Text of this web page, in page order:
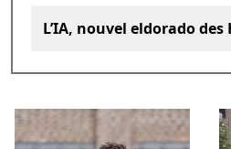
L’IA, nouvel eldorado des